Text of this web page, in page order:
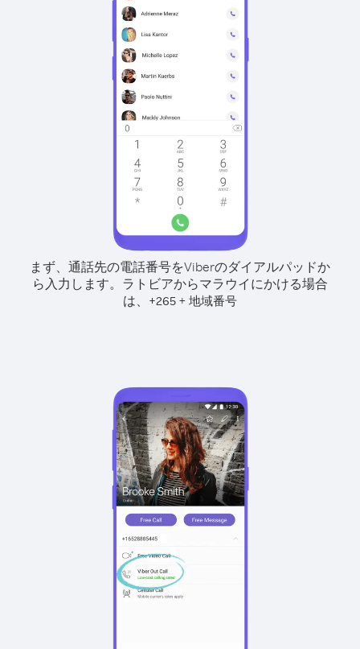
まず、通話先の電話番号をViberのダイアルパッドか
ら入力します。 ラトビアからマラウイにかける場合
は、 +265 + 地域番号